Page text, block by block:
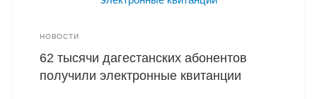
НОВОСТИ
62 тысячи дагестанских абонентов
получили электронные квитанции